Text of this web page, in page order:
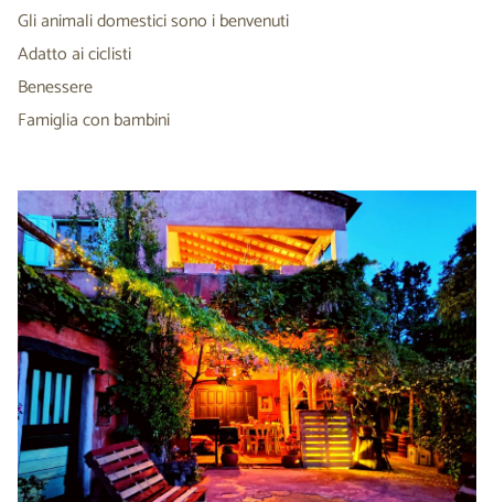
Gli animali domestici sono i benvenuti
Adatto ai ciclisti
Benessere
Famiglia con bambini